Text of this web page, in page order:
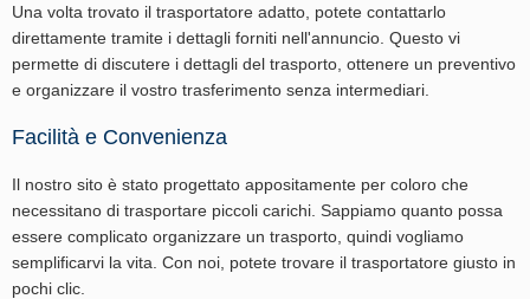
Una volta trovato il trasportatore adatto, potete contattarlo
direttamente tramite i dettagli forniti nell'annuncio. Questo vi
permette di discutere i dettagli del trasporto, ottenere un preventivo
e organizzare il vostro trasferimento senza intermediari.
Facilità e Convenienza
Il nostro sito è stato progettato appositamente per coloro che
necessitano di trasportare piccoli carichi. Sappiamo quanto possa
essere complicato organizzare un trasporto, quindi vogliamo
semplificarvi la vita. Con noi, potete trovare il trasportatore giusto in
pochi clic.